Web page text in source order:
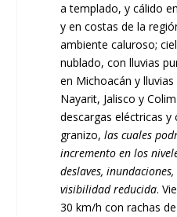
a templado, y cálido
y en costas de la
ambiente caluroso;
nublado, con lluvias
en Michoacán y
Nayarit, Jalisco y
descargas eléctricas y
granizo, las cuales
incremento en los
deslaves,
visibilidad reducida.
30 km/h con rachas